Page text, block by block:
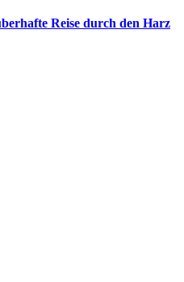
Reise durch den Harz